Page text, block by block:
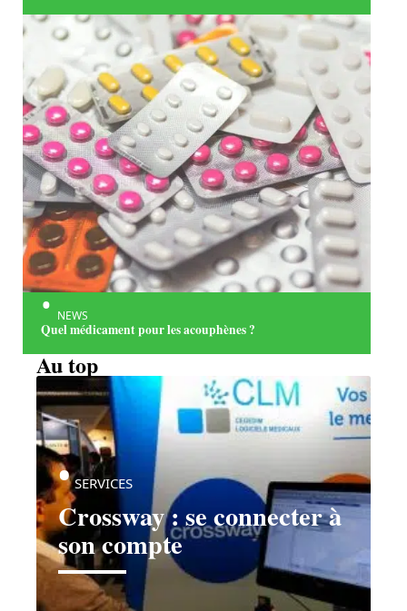
NEWS
Quel médicament pour les acouphènes ?
Au top
Crossway : se connecter à
son compte
SERVICES